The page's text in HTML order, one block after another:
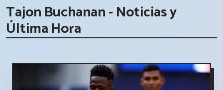
Tajon Buchanan - Noticias y
Última Hora